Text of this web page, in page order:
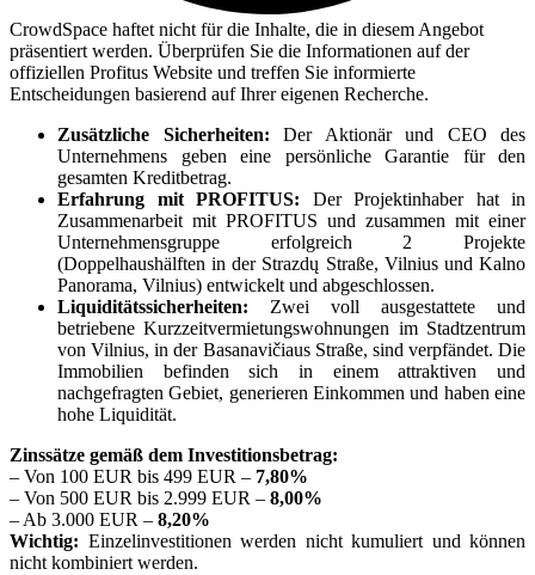
CrowdSpace haftet nicht für die Inhalte, die in diesem Angebot
präsentiert werden. Überprüfen Sie die Informationen auf der
offiziellen Profitus Website und treffen Sie informierte
Entscheidungen basierend auf Ihrer eigenen Recherche.
Zusätzliche Sicherheiten: Der Aktionär und CEO des
Unternehmens geben eine persönliche Garantie für den
gesamten Kreditbetrag.
Erfahrung mit PROFITUS: Der Projektinhaber hat in
Zusammenarbeit mit PROFITUS und zusammen mit einer
Unternehmensgruppe erfolgreich 2 Projekte
(Doppelhaushälften in der Strazdų Straße, Vilnius und Kalno
Panorama, Vilnius) entwickelt und abgeschlossen.
Liquiditätssicherheiten: Zwei voll ausgestattete und
betriebene Kurzzeitvermietungswohnungen im Stadtzentrum
von Vilnius, in der Basanavičiaus Straße, sind verpfändet. Die
Immobilien befinden sich in einem attraktiven und
nachgefragten Gebiet, generieren Einkommen und haben eine
hohe Liquidität.
Zinssätze gemäß dem Investitionsbetrag:
– Von 100 EUR bis 499 EUR – 7,80%
– Von 500 EUR bis 2.999 EUR – 8,00%
– Ab 3.000 EUR – 8,20%
Wichtig: Einzelinvestitionen werden nicht kumuliert und können
nicht kombiniert werden.